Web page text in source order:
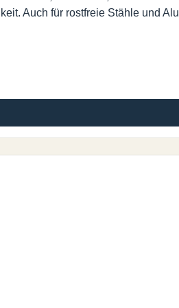
Auch für rostfreie Stähle und